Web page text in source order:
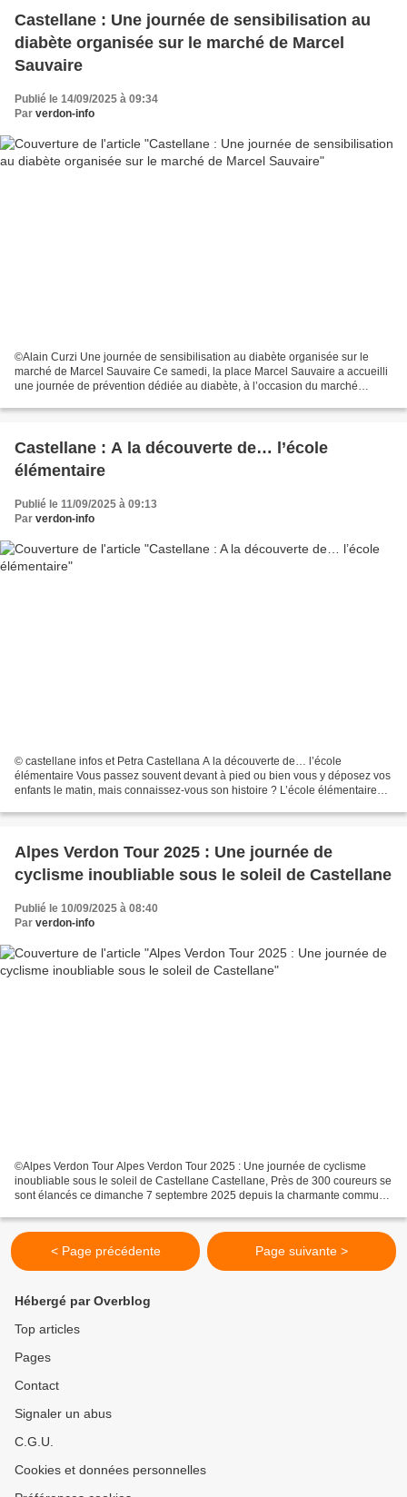
Castellane : Une journée de sensibilisation au
diabète organisée sur le marché de Marcel
Sauvaire
Publié le 14/09/2025 à 09:34
Par verdon-info
©Alain Curzi Une journée de sensibilisation au diabète organisée sur le
marché de Marcel Sauvaire Ce samedi, la place Marcel Sauvaire a accueilli
une journée de prévention dédiée au diabète, à l’occasion du marché
Castellane : A la découverte de… l’école
élémentaire
Publié le 11/09/2025 à 09:13
Par verdon-info
© castellane infos et Petra Castellana A la découverte de… l’école
élémentaire Vous passez souvent devant à pied ou bien vous y déposez vos
enfants le matin, mais connaissez-vous son histoire ? L’école élémentaire
Alpes Verdon Tour 2025 : Une journée de
cyclisme inoubliable sous le soleil de Castellane
Publié le 10/09/2025 à 08:40
Par verdon-info
©Alpes Verdon Tour Alpes Verdon Tour 2025 : Une journée de cyclisme
inoubliable sous le soleil de Castellane Castellane, Près de 300 coureurs se
sont élancés ce dimanche 7 septembre 2025 depuis la charmante commune
< Page précédente Page suivante >
Hébergé par Overblog
Top articles
Pages
Contact
Signaler un abus
C.G.U.
Cookies et données personnelles